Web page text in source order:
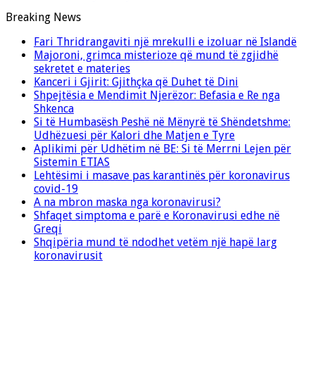
Breaking News
Fari Thridrangaviti një mrekulli e izoluar në Islandë
Majoroni, grimca misterioze që mund të zgjidhë
sekretet e materies
Kanceri i Gjirit: Gjithçka që Duhet të Dini
Shpejtësia e Mendimit Njerëzor: Befasia e Re nga
Shkenca
Si të Humbasësh Peshë në Mënyrë të Shëndetshme:
Udhëzuesi për Kalori dhe Matjen e Tyre
Aplikimi për Udhëtim në BE: Si të Merrni Lejen për
Sistemin ETIAS
Lehtësimi i masave pas karantinës për koronavirus
covid-19
A na mbron maska nga koronavirusi?
Shfaqet simptoma e parë e Koronavirusi edhe në
Greqi
Shqipëria mund të ndodhet vetëm një hapë larg
koronavirusit